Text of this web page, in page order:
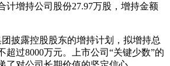
计增持公司股份27.97万股，增持金额
披露控股股东的增持计划，拟增持总
超过8000万元。上市公司“关键少数”的